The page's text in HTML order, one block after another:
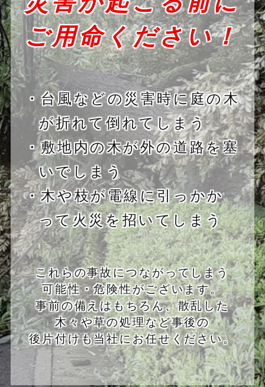
ご用命ください！
・台風などの災害時に庭の木
が折れて倒れてしまう
・敷地内の木が外の道路を塞
いでしまう
・木や枝が電線に引っかか
って火災を招いてしまう
これらの事故につながってしまう
可能性・危険性がございます。
事前の備えはもちろん、散乱した
木々や草の処理など事後の
後片付けも当社にお任せください。